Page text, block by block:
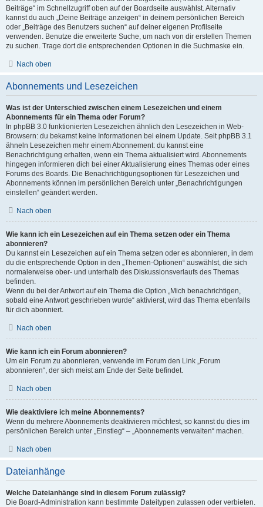
Beiträge“ im Schnellzugriff oben auf der Boardseite auswählst. Alternativ
kannst du auch „Deine Beiträge anzeigen“ in deinem persönlichen Bereich
oder „Beiträge des Benutzers suchen“ auf deiner eigenen Profilseite
verwenden. Benutze die erweiterte Suche, um nach von dir erstellen Themen
zu suchen. Trage dort die entsprechenden Optionen in die Suchmaske ein.
Nach oben
Abonnements und Lesezeichen
Was ist der Unterschied zwischen einem Lesezeichen und einem
Abonnements für ein Thema oder Forum?
In phpBB 3.0 funktionierten Lesezeichen ähnlich den Lesezeichen in Web-
Browsern: du bekamst keine Informationen bei einem Update. Seit phpBB 3.1
ähneln Lesezeichen mehr einem Abonnement: du kannst eine
Benachrichtigung erhalten, wenn ein Thema aktualisiert wird. Abonnements
hingegen informieren dich bei einer Aktualisierung eines Themas oder eines
Forums des Boards. Die Benachrichtigungsoptionen für Lesezeichen und
Abonnements können im persönlichen Bereich unter „Benachrichtigungen
einstellen“ geändert werden.
Nach oben
Wie kann ich ein Lesezeichen auf ein Thema setzen oder ein Thema
abonnieren?
Du kannst ein Lesezeichen auf ein Thema setzen oder es abonnieren, in dem
du die entsprechende Option in den „Themen-Optionen“ auswählst, die sich
normalerweise ober- und unterhalb des Diskussionsverlaufs des Themas
befinden.
Wenn du bei der Antwort auf ein Thema die Option „Mich benachrichtigen,
sobald eine Antwort geschrieben wurde“ aktivierst, wird das Thema ebenfalls
für dich abonniert.
Nach oben
Wie kann ich ein Forum abonnieren?
Um ein Forum zu abonnieren, verwende im Forum den Link „Forum
abonnieren“, der sich meist am Ende der Seite befindet.
Nach oben
Wie deaktiviere ich meine Abonnements?
Wenn du mehrere Abonnements deaktivieren möchtest, so kannst du dies im
persönlichen Bereich unter „Einstieg“ – „Abonnements verwalten“ machen.
Nach oben
Dateianhänge
Welche Dateianhänge sind in diesem Forum zulässig?
Die Board-Administration kann bestimmte Dateitypen zulassen oder verbieten.